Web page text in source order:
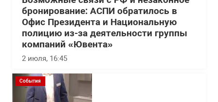
бронирование: АСПИ обратилось в
Офис Президента и Национальную
полицию из-за деятельности группы
компаний «Ювента»
2 июля, 16:45
События